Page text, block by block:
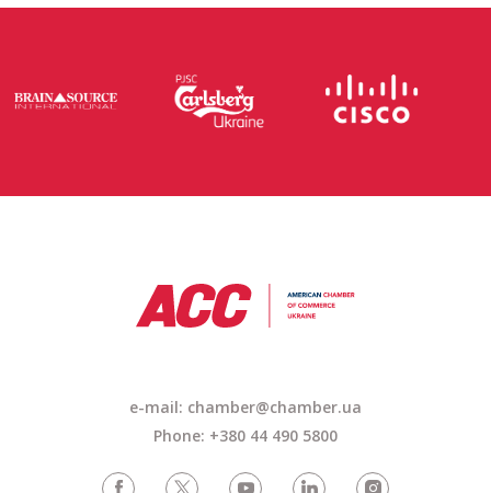
e-mail: chamber@chamber.ua
Phone: +380 44 490 5800